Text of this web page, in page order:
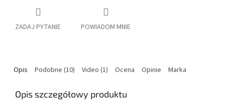
ZADAJ PYTANIE POWIADOM MNIE
Opis Podobne (10) Video (1) Ocena Opinie Marka
Opis szczegółowy produktu